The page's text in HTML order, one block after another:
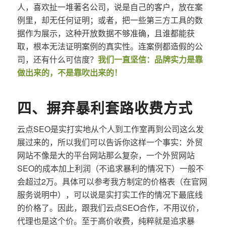
人，喜欢扯一堆著名公司，说是自己的客户，放在案
例里，却无任何证明；或者，把一些第三方工具的数
据作为展示，这种开放数据不够准确，且谁都能获
取，根本无法证明案例的真实性。连案例都造假的公
司，还有什么可信度？ 我们一直坚信：品牌实力是靠
做出来的，不是靠吹出来的！
四、摒弃暴利套路收费方式
云点SEO是实打实地从个人到工作室再到公司这么发
展过来的，所以我们可以告诉你这样一个事实：外贸
网站不像是大的平台网站那么复杂，一个外贸网站
SEO的成本加上利润（不追求暴利的情况下）一般不
会超过2万。具体可以参考我方制定的价格表（在官网
服务说明中），可以说是实打实工作的情况下最底线
的价格了。因此，跟我们云点SEO合作，不用议价，
代理也是这个价。至于高价收费，纯粹就是追求暴